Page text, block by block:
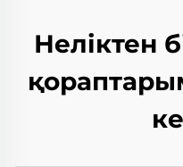
Неліктен